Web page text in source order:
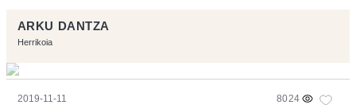
ARKU DANTZA
Herrikoia
2019-11-11 8024